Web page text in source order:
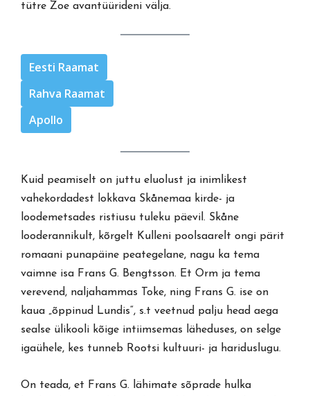
tütre Zoe avantüürideni välja.
Eesti Raamat
Rahva Raamat
Apollo
Kuid peamiselt on juttu eluolust ja inimlikest
vahekordadest lokkava Skånemaa kirde- ja
loodemetsades ristiusu tuleku päevil. Skåne
looderannikult, kõrgelt Kulleni poolsaarelt ongi pärit
romaani punapäine peategelane, nagu ka tema
vaimne isa Frans G. Bengtsson. Et Orm ja tema
verevend, naljahammas Toke, ning Frans G. ise on
kaua „õppinud Lundis“, s.t veetnud palju head aega
sealse ülikooli kõige intiimsemas läheduses, on selge
igaühele, kes tunneb Rootsi kultuuri- ja hariduslugu.
On teada, et Frans G. lähimate sõprade hulka